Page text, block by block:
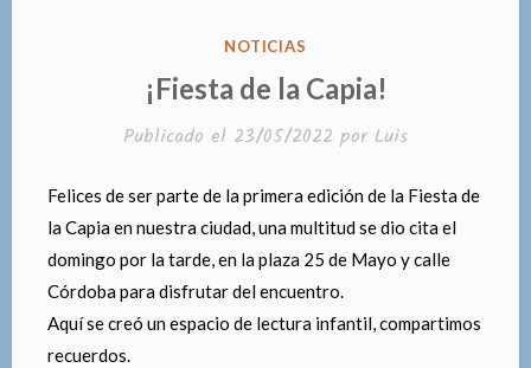
PUBLICADO
NOTICIAS
¡Fiesta de la Capia!
Publicado el 23/05/2022 por Luis
Felices de ser parte de la primera edición de la Fiesta de
la Capia en nuestra ciudad, una multitud se dio cita el
domingo por la tarde, en la plaza 25 de Mayo y calle
Córdoba para disfrutar del encuentro.
Aquí se creó un espacio de lectura infantil, compartimos
recuerdos.